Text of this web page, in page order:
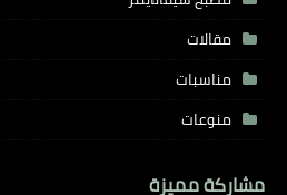
مقالات
مناسبات
منوعات
مشاركة مميزة